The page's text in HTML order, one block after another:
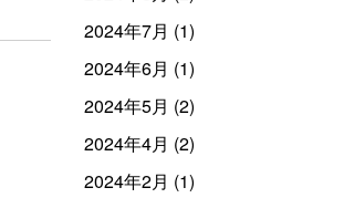
2024年7月 (1)
2024年6月 (1)
2024年5月 (2)
2024年4月 (2)
2024年2月 (1)